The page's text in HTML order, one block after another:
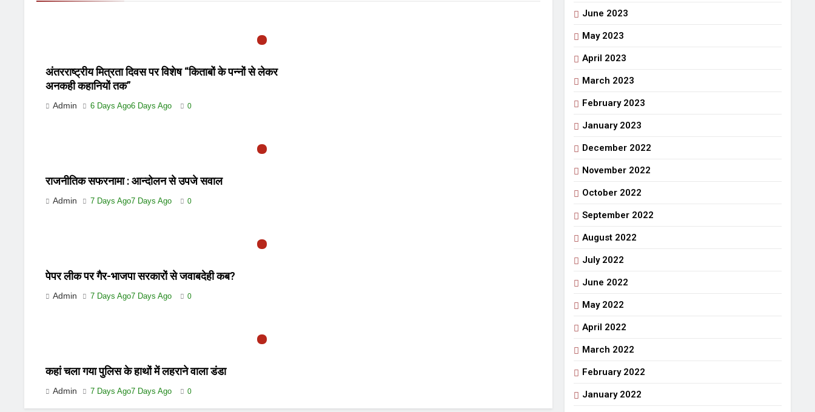
अंतरराष्ट्रीय मित्रता दिवस पर विशेष “किताबों के पन्नों से लेकर
अनकही कहानियों तक”
Admin 6 Days Ago6 Days Ago 0
राजनीतिक सफरनामा : आन्दोलन से उपजे सवाल
Admin 7 Days Ago7 Days Ago 0
पेपर लीक पर गैर-भाजपा सरकारों से जवाबदेही कब?
Admin 7 Days Ago7 Days Ago 0
कहां चला गया पुलिस के हाथों में लहराने वाला डंडा
Admin 7 Days Ago7 Days Ago 0
June 2023
May 2023
April 2023
March 2023
February 2023
January 2023
December 2022
November 2022
October 2022
September 2022
August 2022
July 2022
June 2022
May 2022
April 2022
March 2022
February 2022
January 2022